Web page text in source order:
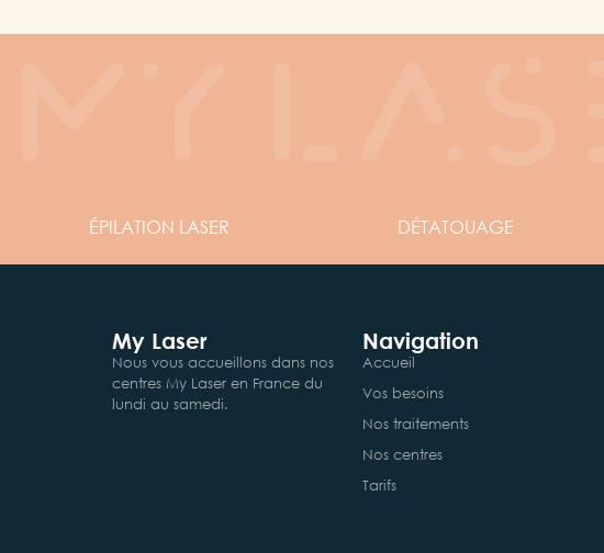
ÉPILATION LASER DÉTATOUAGE
My Laser
Nous vous accueillons dans nos
centres My Laser en France du
lundi au samedi.
Navigation
Accueil
Vos besoins
Nos traitements
Nos centres
Tarifs